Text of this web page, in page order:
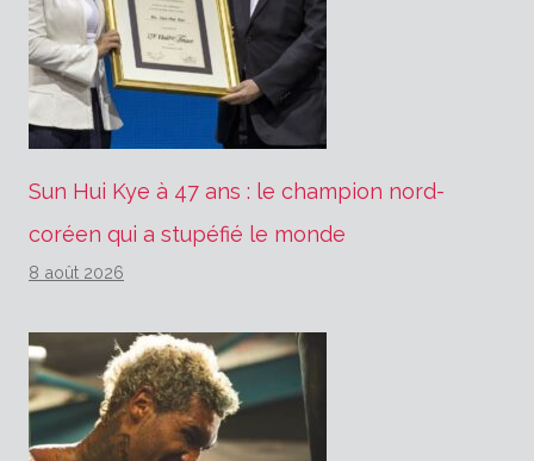
Sun Hui Kye à 47 ans : le champion nord-
coréen qui a stupéfié le monde
8 août 2026